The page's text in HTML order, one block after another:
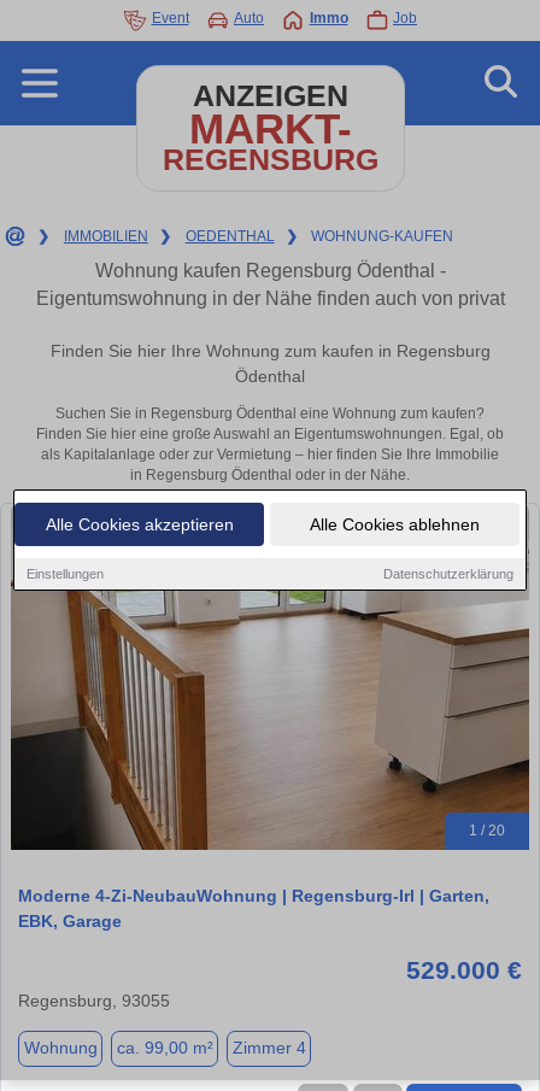
Alle Cookies akzeptieren Alle Cookies ablehnen
Einstellungen Datenschutzerklärung
Event Auto Immo Job
ANZEIGEN
MARKT-
REGENSBURG
❯ IMMOBILIEN ❯ OEDENTHAL ❯ WOHNUNG-KAUFEN
Wohnung kaufen Regensburg Ödenthal -
Eigentumswohnung in der Nähe finden auch von privat
Finden Sie hier Ihre Wohnung zum kaufen in Regensburg
Ödenthal
Suchen Sie in Regensburg Ödenthal eine Wohnung zum kaufen?
Finden Sie hier eine große Auswahl an Eigentumswohnungen. Egal, ob
als Kapitalanlage oder zur Vermietung – hier finden Sie Ihre Immobilie
in Regensburg Ödenthal oder in der Nähe.
1 / 20
Moderne 4-Zi-NeubauWohnung | Regensburg-Irl | Garten,
EBK, Garage
529.000 €
Regensburg, 93055
Wohnung ca. 99,00 m² Zimmer 4